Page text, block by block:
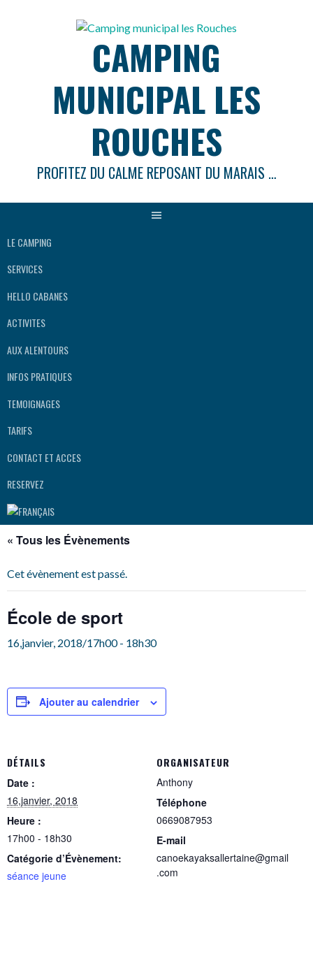
CAMPING
MUNICIPAL LES
ROUCHES
PROFITEZ DU CALME REPOSANT DU MARAIS …
LE CAMPING
SERVICES
HELLO CABANES
ACTIVITES
AUX ALENTOURS
INFOS PRATIQUES
TEMOIGNAGES
TARIFS
CONTACT ET ACCES
RESERVEZ
« Tous les Évènements
Cet évènement est passé.
École de sport
16,janvier, 2018/17h00- 18h30
Ajouter au calendrier
DÉTAILS
Date :
16,janvier, 2018
Heure :
17h00 - 18h30
Catégorie d’Évènement:
séance jeune
ORGANISATEUR
Anthony
Téléphone
0669087953
E-mail
canoekayaksallertaine@gmail
.com